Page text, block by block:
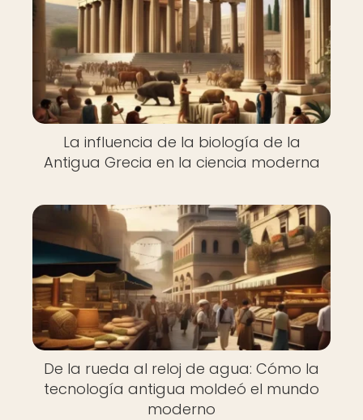
La influencia de la biología de la
Antigua Grecia en la ciencia moderna
De la rueda al reloj de agua: Cómo la
tecnología antigua moldeó el mundo
moderno